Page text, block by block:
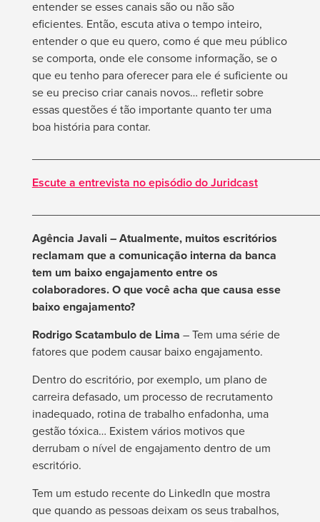
entender se esses canais são ou não são
eficientes. Então, escuta ativa o tempo inteiro,
entender o que eu quero, como é que meu público
se comporta, onde ele consome informação, se o
que eu tenho para oferecer para ele é suficiente ou
se eu preciso criar canais novos… refletir sobre
essas questões é tão importante quanto ter uma
boa história para contar.
Escute a entrevista no episódio do Juridcast
Agência Javali – Atualmente, muitos escritórios
reclamam que a comunicação interna da banca
tem um baixo engajamento entre os
colaboradores. O que você acha que causa esse
baixo engajamento?
Rodrigo Scatambulo de Lima – Tem uma série de
fatores que podem causar baixo engajamento.
Dentro do escritório, por exemplo, um plano de
carreira defasado, um processo de recrutamento
inadequado, rotina de trabalho enfadonha, uma
gestão tóxica… Existem vários motivos que
derrubam o nível de engajamento dentro de um
escritório.
Tem um estudo recente do LinkedIn que mostra
que quando as pessoas deixam os seus trabalhos,